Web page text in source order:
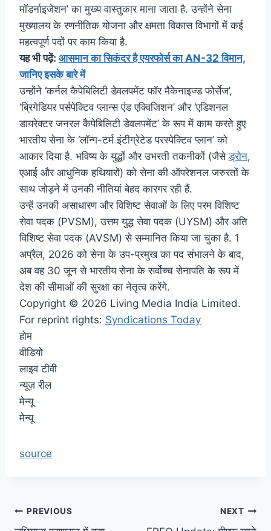
मॉडर्नाइजेशन’ का मुख्य वास्तुकार माना जाता है. उन्होंने सेना
मुख्यालय के रणनीतिक योजना और क्षमता विकास विभागों में कई
महत्वपूर्ण पदों पर काम किया है.
यह भी पढ़ें: आसमान का सिकंदर है एयरफोर्स का AN-32 विमान,
जानिए इसके बारे में
उन्होंने ‘कर्नल कैपेबिलिटी डेवलपमेंट फॉर मैकेनाइज्ड फोर्सेज’,
‘ब्रिगेडियर पर्सपेक्टिव प्लान्स एंड एक्विजिशन’ और ‘एडिशनल
डायरेक्टर जनरल कैपेबिलिटी डेवलपमेंट’ के रूप में काम करते हुए
भारतीय सेना के ‘लॉन्ग-टर्म इंटीग्रेटेड परस्पेक्टिव प्लान’ को
आकार दिया है. भविष्य के युद्धों और उभरती तकनीकों (जैसेड्रोन,
एआई और आधुनिक हथियारों) को सेना की ऑपरेशनल जरुरतों के
साथ जोड़ने में उनकी नीतियां बेहद कारगर रही हैं.
उन्हें उनकी असाधारण और विशिष्ट सेवाओं के लिए परम विशिष्ट
सेवा पदक (PVSM), उत्तम युद्ध सेवा पदक (UYSM) और अति
विशिष्ट सेवा पदक (AVSM) से सम्मानित किया जा चुका है. 1
अप्रैल, 2026 को सेना के उप-प्रमुख का पद संभालने के बाद,
अब वह 30 जून से भारतीय सेना के सर्वोच्च सेनापति के रूप में
देश की सीमाओं की सुरक्षा का नेतृत्व करेंगे.
Copyright © 2026 Living Media India Limited.
For reprint rights: Syndications Today
होम
वीडियो
लाइव टीवी
न्यूज़ रील
मेन्यू
मेन्यू
source
Post
PREVIOUS NEXT